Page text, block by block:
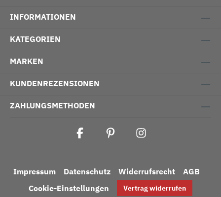
INFORMATIONEN
KATEGORIEN
MARKEN
KUNDENREZENSIONEN
ZAHLUNGSMETHODEN
Impressum Datenschutz Widerrufsrecht
AGB
Cookie-Einstellungen
Vertrag widerrufen